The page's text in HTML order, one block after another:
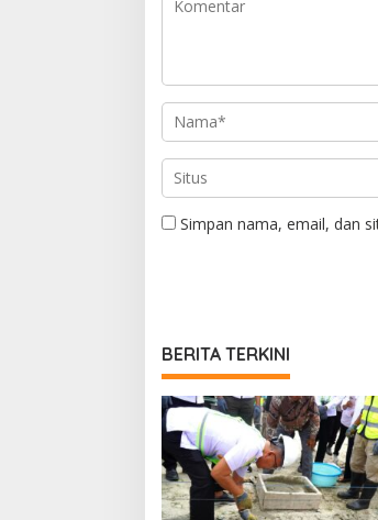
Simpan nama, email, dan
BERITA TERKINI